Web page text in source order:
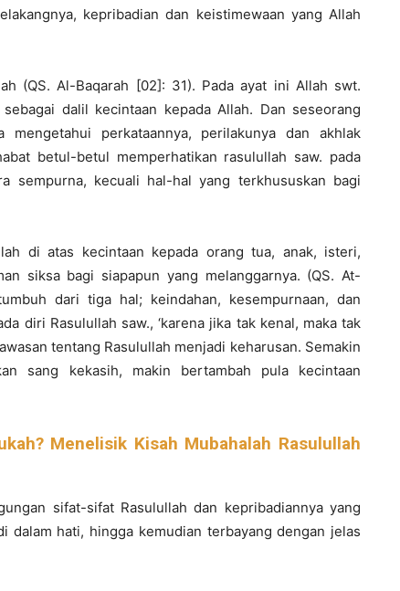
kepribadian dan keistimewaan yang Allah
(QS. Al-Baqarah [02]: 31). Pada ayat ini Allah swt.
dalil kecintaan kepada Allah. Dan seseorang
perkataannya, perilakunya dan akhlak
betul-betul memperhatikan rasulullah saw. pada
sempurna, kecuali hal-hal yang terkhususkan bagi
di atas kecintaan kepada orang tua, anak, isteri,
siksa bagi siapapun yang melanggarnya. (QS. At-
dari tiga hal; keindahan, kesempurnaan, dan
diri Rasulullah saw., ‘karena jika tak kenal, maka tak
tentang Rasulullah menjadi keharusan. Semakin
sang kekasih, makin bertambah pula kecintaan
Menelisik Kisah Mubahalah Rasulullah
sifat-sifat Rasulullah dan kepribadiannya yang
dalam hati, hingga kemudian terbayang dengan jelas